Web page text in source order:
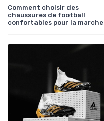
Comment choisir des
chaussures de football
confortables pour la marche